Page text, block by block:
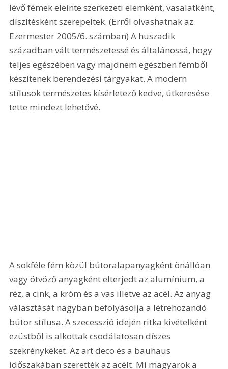
lévő fémek eleinte szerkezeti elemként, vasalatként,
díszítésként szerepeltek. (Erről olvashatnak az
Ezermester 2005/6. számban) A huszadik
században vált természetessé és általánossá, hogy
teljes egészében vagy majdnem egészben fémből
készítenek berendezési tárgyakat. A modern
stílusok természetes kísérletező kedve, útkeresése
tette mindezt lehetővé.
A sokféle fém közül bútoralapanyagként önállóan
vagy ötvöző anyagként elterjedt az alumínium, a
réz, a cink, a króm és a vas illetve az acél. Az anyag
választását nagyban befolyásolja a létrehozandó
bútor stílusa. A szecesszió idején ritka kivételként
ezüstből is alkottak csodálatosan díszes
szekrénykéket. Az art deco és a bauhaus
időszakában szerették az acélt. Mi magyarok a